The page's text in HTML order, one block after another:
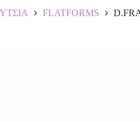
FLATFORMS